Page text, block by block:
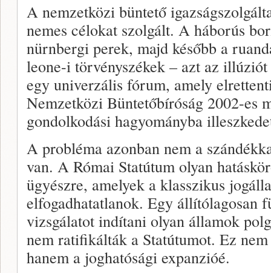
A nemzetközi büntető
nemes célokat szolgált. A háborús
nürnbergi perek, majd később a
leone-i törvényszékek – azt az
egy univerzális fórum, amely
Nemzetközi Büntetőbíróság 2002-es
gondolkodási hagyományba
A probléma azonban nem a
van. A Római Statútum olyan
ügyészre, amelyek a klasszikus
elfogadhatatlanok. Egy állítólagosan
vizsgálatot indítani olyan államok
nem ratifikálták a Statútumot. Ez
hanem a joghatósági expanzióé.